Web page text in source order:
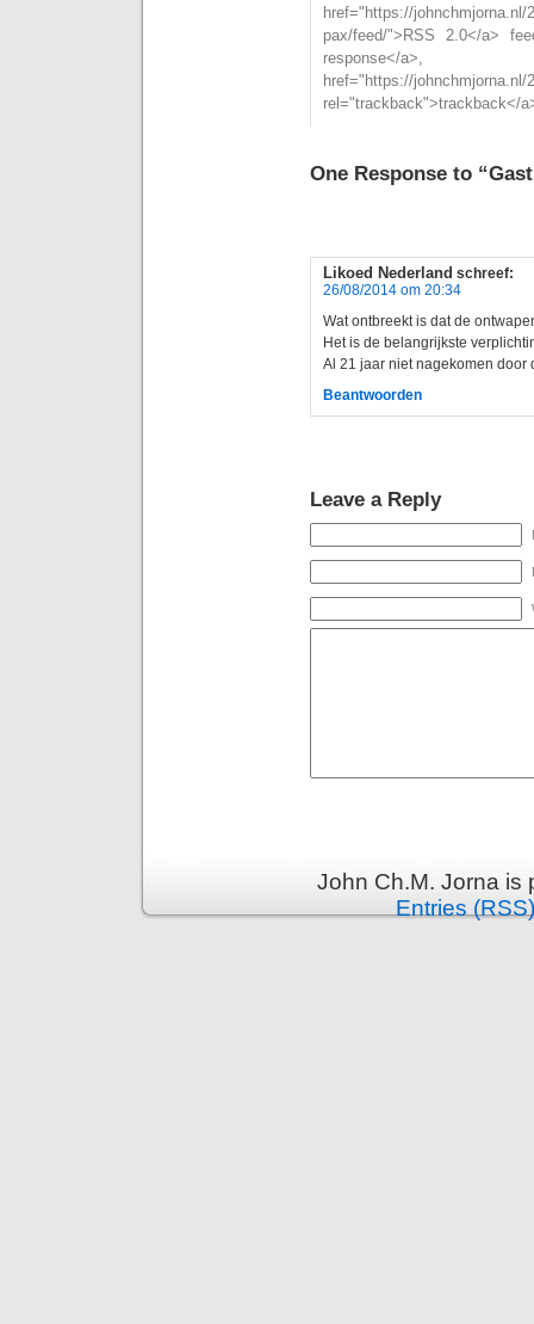
href="https://johnchmjorna.nl/
pax/feed/">RSS 2.0</a>
href="https://johnchmjorna.nl/
rel="trackback">trackback</
One Response to
Likoed Nederland schreef:
26/08/2014 om 20:34
Wat ontbreekt is dat de
Het is de belangrijkste
Al 21 jaar niet nagekomen door
Beantwoorden
Leave a Reply
John Ch.M. Jorna
Entries (RSS)